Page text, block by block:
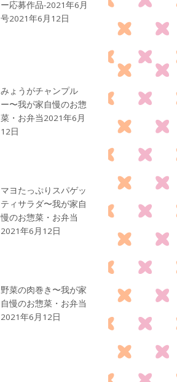
ー応募作品-2021年6月
号2021年6月12日
みょうがチャンプル
ー〜我が家自慢のお惣
菜・お弁当2021年6月
12日
マヨたっぷりスパゲッ
ティサラダ〜我が家自
慢のお惣菜・お弁当
2021年6月12日
野菜の肉巻き〜我が家
自慢のお惣菜・お弁当
2021年6月12日